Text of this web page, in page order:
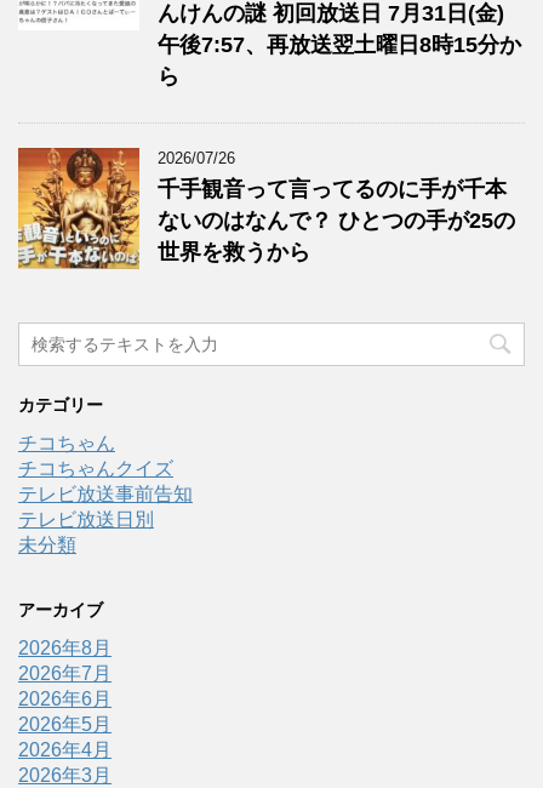
んけんの謎 初回放送日 7月31日(金)
午後7:57、再放送翌土曜日8時15分か
ら
2026/07/26
千手観音って言ってるのに手が千本
ないのはなんで？ ひとつの手が25の
世界を救うから
カテゴリー
チコちゃん
チコちゃんクイズ
テレビ放送事前告知
テレビ放送日別
未分類
アーカイブ
2026年8月
2026年7月
2026年6月
2026年5月
2026年4月
2026年3月